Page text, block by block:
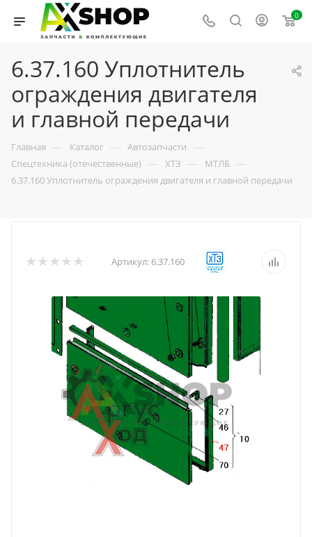
0
6.37.160 Уплотнитель
ограждения двигателя
и главной передачи
Главная — Каталог — Автозапчасти —
Спецтехника (отечественные) — ХТЗ — МТЛБ —
6.37.160 Уплотнитель ограждения двигателя и главной передачи
Артикул: 6.37.160